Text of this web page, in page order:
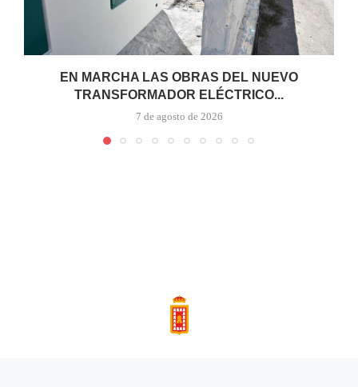
EN MARCHA LAS OBRAS DEL NUEVO
TRANSFORMADOR ELÉCTRICO...
7 de agosto de 2026